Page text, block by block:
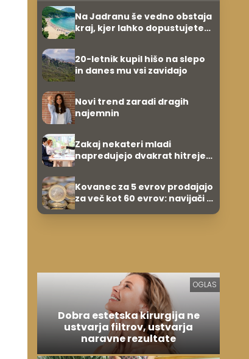
Na Jadranu še vedno obstaja
kraj, kjer lahko dopustujete
20-letnik kupil hišo na slepo
in danes mu vsi zavidajo
Novi trend zaradi dragih
najemnin
Zakaj nekateri mladi
napredujejo dvakrat hitreje
Kovanec za 5 evrov prodajajo
za več kot 60 evrov: navijači in
OGLAS
Dobra estetska kirurgija ne
ustvarja filtrov, ustvarja
naravne rezultate